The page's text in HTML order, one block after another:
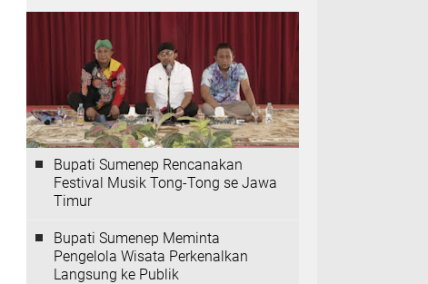
Bupati Sumenep Rencanakan
Festival Musik Tong-Tong se Jawa
Timur
Bupati Sumenep Meminta
Pengelola Wisata Perkenalkan
Langsung ke Publik